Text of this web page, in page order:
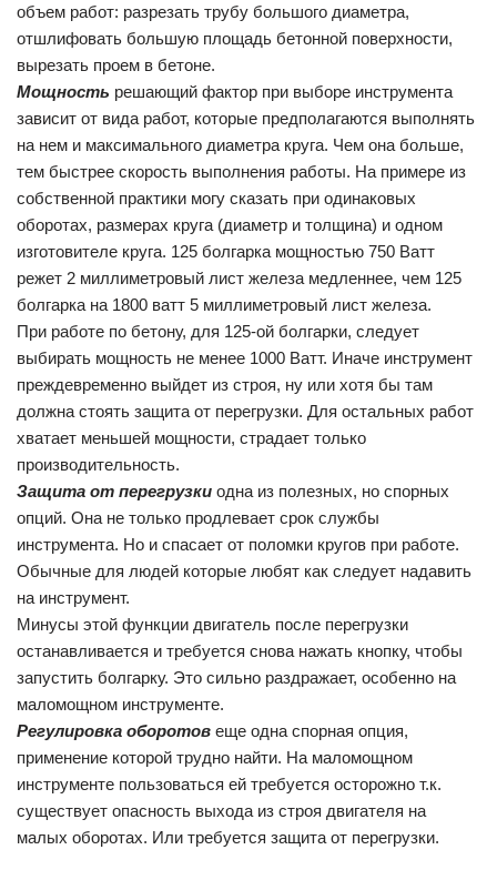
объем работ: разрезать трубу большого диаметра,
отшлифовать большую площадь бетонной поверхности,
вырезать проем в бетоне.
Мощность решающий фактор при выборе инструмента
зависит от вида работ, которые предполагаются выполнять
на нем и максимального диаметра круга. Чем она больше,
тем быстрее скорость выполнения работы. На примере из
собственной практики могу сказать при одинаковых
оборотах, размерах круга (диаметр и толщина) и одном
изготовителе круга. 125 болгарка мощностью 750 Ватт
режет 2 миллиметровый лист железа медленнее, чем 125
болгарка на 1800 ватт 5 миллиметровый лист железа.
При работе по бетону, для 125-ой болгарки, следует
выбирать мощность не менее 1000 Ватт. Иначе инструмент
преждевременно выйдет из строя, ну или хотя бы там
должна стоять защита от перегрузки. Для остальных работ
хватает меньшей мощности, страдает только
производительность.
Защита от перегрузки одна из полезных, но спорных
опций. Она не только продлевает срок службы
инструмента. Но и спасает от поломки кругов при работе.
Обычные для людей которые любят как следует надавить
на инструмент.
Минусы этой функции двигатель после перегрузки
останавливается и требуется снова нажать кнопку, чтобы
запустить болгарку. Это сильно раздражает, особенно на
маломощном инструменте.
Регулировка оборотов еще одна спорная опция,
применение которой трудно найти. На маломощном
инструменте пользоваться ей требуется осторожно т.к.
существует опасность выхода из строя двигателя на
малых оборотах. Или требуется защита от перегрузки.